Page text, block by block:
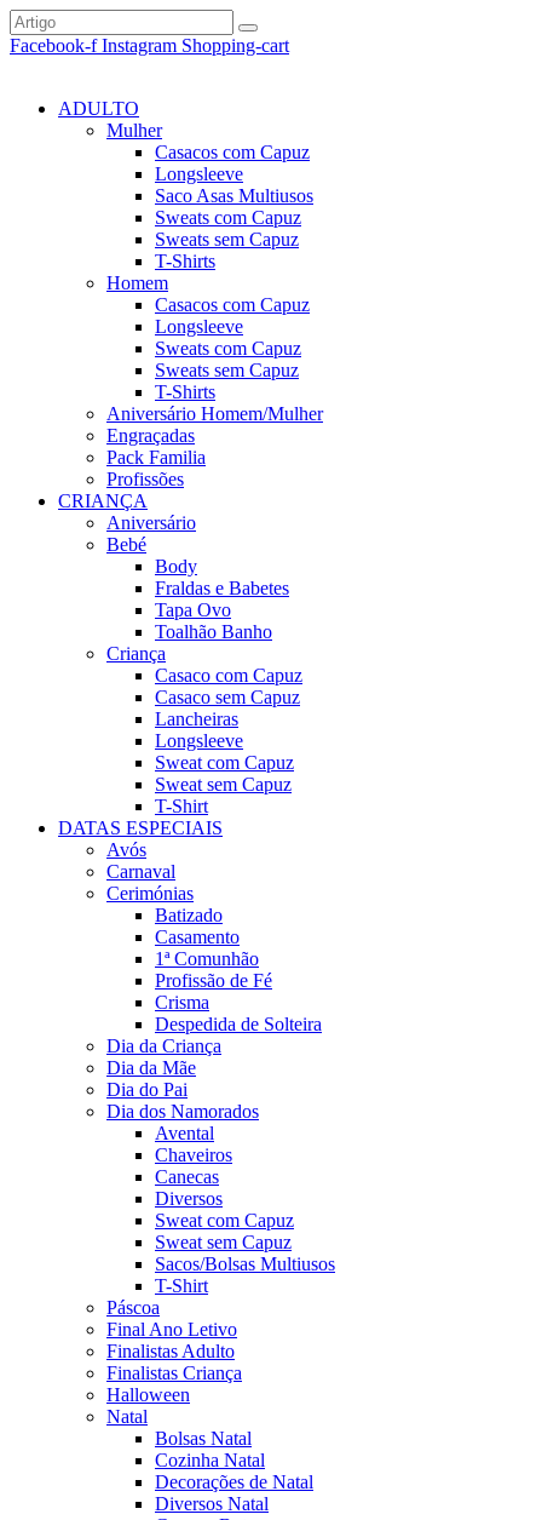
Facebook-f Instagram Shopping-cart
ADULTO
Mulher
Casacos com Capuz
Longsleeve
Saco Asas Multiusos
Sweats com Capuz
Sweats sem Capuz
T-Shirts
Homem
Casacos com Capuz
Longsleeve
Sweats com Capuz
Sweats sem Capuz
T-Shirts
Aniversário Homem/Mulher
Engraçadas
Pack Familia
Profissões
CRIANÇA
Aniversário
Bebé
Body
Fraldas e Babetes
Tapa Ovo
Toalhão Banho
Criança
Casaco com Capuz
Casaco sem Capuz
Lancheiras
Longsleeve
Sweat com Capuz
Sweat sem Capuz
T-Shirt
DATAS ESPECIAIS
Avós
Carnaval
Cerimónias
Batizado
Casamento
1ª Comunhão
Profissão de Fé
Crisma
Despedida de Solteira
Dia da Criança
Dia da Mãe
Dia do Pai
Dia dos Namorados
Avental
Chaveiros
Canecas
Diversos
Sweat com Capuz
Sweat sem Capuz
Sacos/Bolsas Multiusos
T-Shirt
Páscoa
Final Ano Letivo
Finalistas Adulto
Finalistas Criança
Halloween
Natal
Bolsas Natal
Cozinha Natal
Decorações de Natal
Diversos Natal